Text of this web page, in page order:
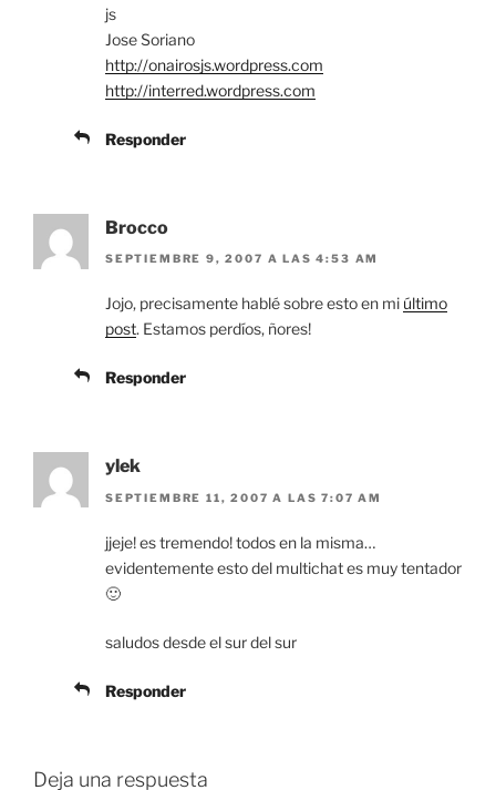
js
Jose Soriano
http://onairosjs.wordpress.com
http://interred.wordpress.com
Responder
Brocco
SEPTIEMBRE 9, 2007 A LAS 4:53 AM
Jojo, precisamente hablé sobre esto en mi último
post. Estamos perdíos, ñores!
Responder
ylek
SEPTIEMBRE 11, 2007 A LAS 7:07 AM
jjeje! es tremendo! todos en la misma…
evidentemente esto del multichat es muy tentador
🙂
saludos desde el sur del sur
Responder
Deja una respuesta